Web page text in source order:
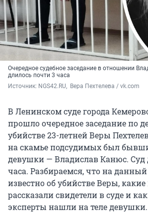
Очередное судебное заседание в отношении
длилось почти 3 часа
Источник: NGS42.RU,  Вера Пехтелева / vk.com
В Ленинском суде города
прошло очередное заседание по
убийстве 23-летней Веры
на скамье подсудимых был
девушки — Владислав Канюс. Суд
часа. Разбираемся, что на
известно об убийстве Веры,
рассказали свидетели в суде и
эксперты нашли на теле девушки.